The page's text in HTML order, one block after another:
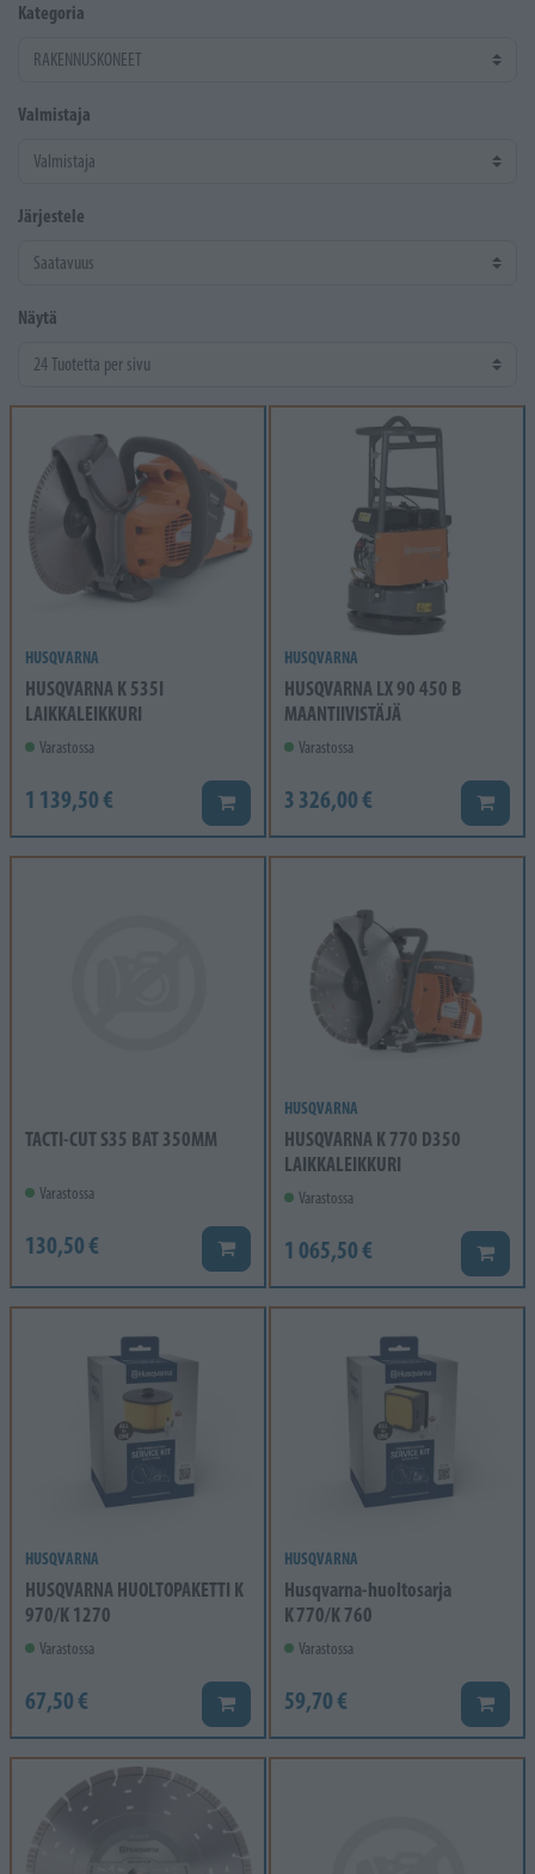
Kategoria
Valmistaja
Järjestele
Näytä
HUSQVARNA
HUSQVARNA K 535I
LAIKKALEIKKURI
Varastossa
1 139,50 € Lisää koriin
HUSQVARNA
HUSQVARNA LX 90 450 B
MAANTIIVISTÄJÄ
Varastossa
3 326,00 € Lisää
TACTI-CUT S35 BAT 350MM
Varastossa
130,50 € Lisää koriin
HUSQVARNA
HUSQVARNA K 770 D350
LAIKKALEIKKURI
Varastossa
1 065,50 € Lisää
HUSQVARNA
HUSQVARNA HUOLTOPAKETTI K
970/K 1270
Varastossa
67,50 € Lisää koriin
HUSQVARNA
Husqvarna-huoltosarja
K 770/K 760
Varastossa
59,70 € Lisää